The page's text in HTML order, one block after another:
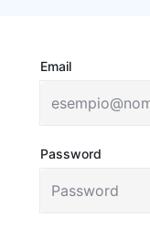
Email
Password